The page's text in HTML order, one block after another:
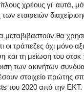
χρέους γι' αυτά,
των εταιρειών
θα
οι τράπεζες όχι μόνο
και τη μείωση του
των ακινήτων
στοιχείο πρώτης
του 2020 από την ΕΚΤ.